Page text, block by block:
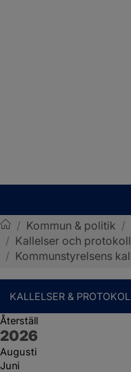
Sotenäs kommun
/ Kommun & politik /
/ Kallelser och protokoll
/ Kommunstyrelsens
KALLELSER &
Återställ
År:
2026
Augusti
Juni